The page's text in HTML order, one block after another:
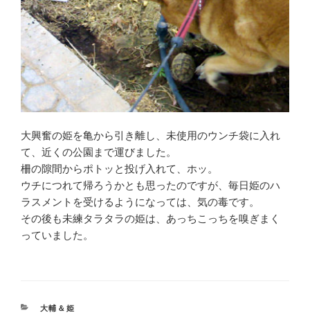
大興奮の姫を亀から引き離し、未使用のウンチ袋に入れ
て、近くの公園まで運びました。
柵の隙間からポトッと投げ入れて、ホッ。
ウチにつれて帰ろうかとも思ったのですが、毎日姫のハ
ラスメントを受けるようになっては、気の毒です。
その後も未練タラタラの姫は、あっちこっちを嗅ぎまく
っていました。
CATEGORIES
大輔＆姫